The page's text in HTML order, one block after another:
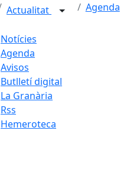
Actualitat Agenda
Notícies
Agenda
Avisos
Butlletí digital
La Granària
Rss
Hemeroteca